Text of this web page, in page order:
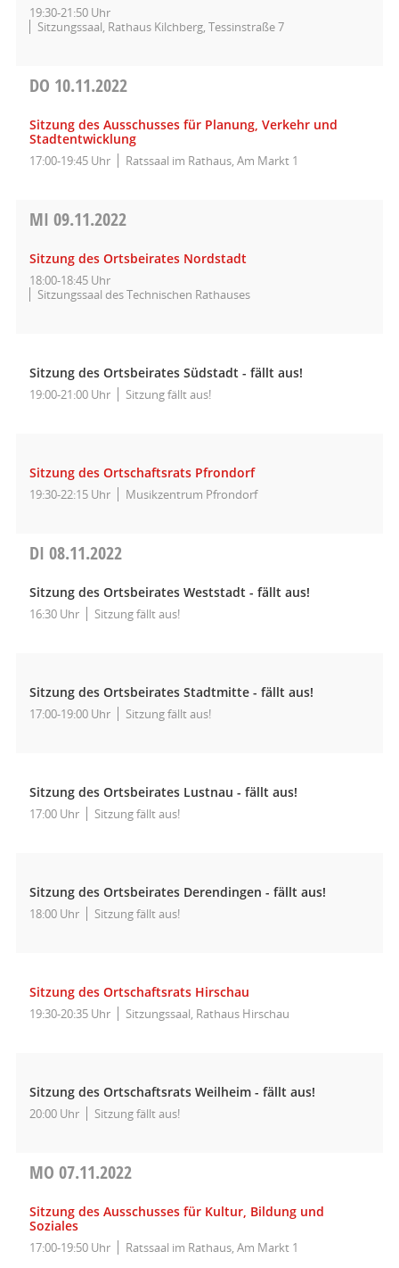
19:30-21:50 Uhr
Sitzungssaal, Rathaus Kilchberg, Tessinstraße 7
DO 10.11.2022
Sitzung des Ausschusses für Planung, Verkehr und
Stadtentwicklung
17:00-19:45 Uhr Ratssaal im Rathaus, Am Markt 1
MI 09.11.2022
Sitzung des Ortsbeirates Nordstadt
18:00-18:45 Uhr
Sitzungssaal des Technischen Rathauses
Sitzung des Ortsbeirates Südstadt - fällt aus!
19:00-21:00 Uhr Sitzung fällt aus!
Sitzung des Ortschaftsrats Pfrondorf
19:30-22:15 Uhr Musikzentrum Pfrondorf
DI 08.11.2022
Sitzung des Ortsbeirates Weststadt - fällt aus!
16:30 Uhr Sitzung fällt aus!
Sitzung des Ortsbeirates Stadtmitte - fällt aus!
17:00-19:00 Uhr Sitzung fällt aus!
Sitzung des Ortsbeirates Lustnau - fällt aus!
17:00 Uhr Sitzung fällt aus!
Sitzung des Ortsbeirates Derendingen - fällt aus!
18:00 Uhr Sitzung fällt aus!
Sitzung des Ortschaftsrats Hirschau
19:30-20:35 Uhr Sitzungssaal, Rathaus Hirschau
Sitzung des Ortschaftsrats Weilheim - fällt aus!
20:00 Uhr Sitzung fällt aus!
MO 07.11.2022
Sitzung des Ausschusses für Kultur, Bildung und
Soziales
17:00-19:50 Uhr Ratssaal im Rathaus, Am Markt 1